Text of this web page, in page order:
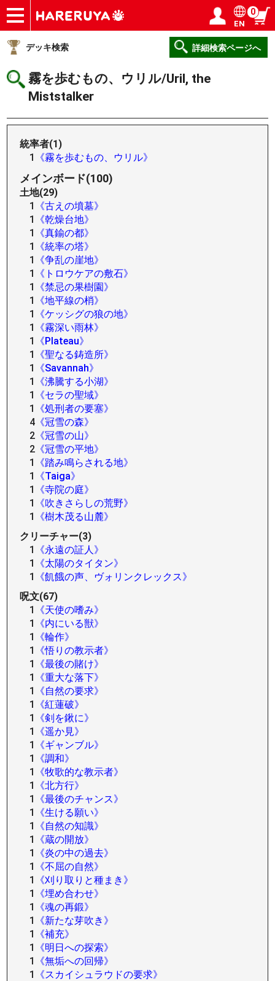
ショップ
買取
記事
デッキ検索
デッキ構築
選手一覧
店舗一覧
イベント
ヘルプ
お問い合わせ ログイン／会員登録
EN
0
デッキ検索 詳細検索ページへ
霧を歩むもの、ウリル/Uril, the
Miststalker
統率者(1)
1
《霧を歩むもの、ウリル》
メインボード(100)
土地(29)
1
《古えの墳墓》
1
《乾燥台地》
1
《真鍮の都》
1
《統率の塔》
1
《争乱の崖地》
1
《トロウケアの敷石》
1
《禁忌の果樹園》
1
《地平線の梢》
1
《ケッシグの狼の地》
1
《霧深い雨林》
1
《Plateau》
1
《聖なる鋳造所》
1
《Savannah》
1
《沸騰する小湖》
1
《セラの聖域》
1
《処刑者の要塞》
4 《冠雪の森》
2 《冠雪の山》
2 《冠雪の平地》
1
《踏み鳴らされる地》
1
《Taiga》
1
《寺院の庭》
1
《吹きさらしの荒野》
1
《樹木茂る山麓》
クリーチャー(3)
1
《永遠の証人》
1
《太陽のタイタン》
1
《飢餓の声、ヴォリンクレックス》
呪文(67)
1
《天使の嗜み》
1
《内にいる獣》
1
《輪作》
1
《悟りの教示者》
1
《最後の賭け》
1
《重大な落下》
1
《自然の要求》
1
《紅蓮破》
1
《剣を鍬に》
1
《遥か見》
1
《ギャンブル》
1
《調和》
1
《牧歌的な教示者》
1
《北方行》
1
《最後のチャンス》
1
《生ける願い》
1
《自然の知識》
1
《蔵の開放》
1
《炎の中の過去》
1
《不屈の自然》
1
《刈り取りと種まき》
1
《埋め合わせ》
1
《魂の再鍛》
1
《新たな芽吹き》
1
《補充》
1
《明日への探索》
1
《無垢への回帰》
1
《スカイシュラウドの要求》